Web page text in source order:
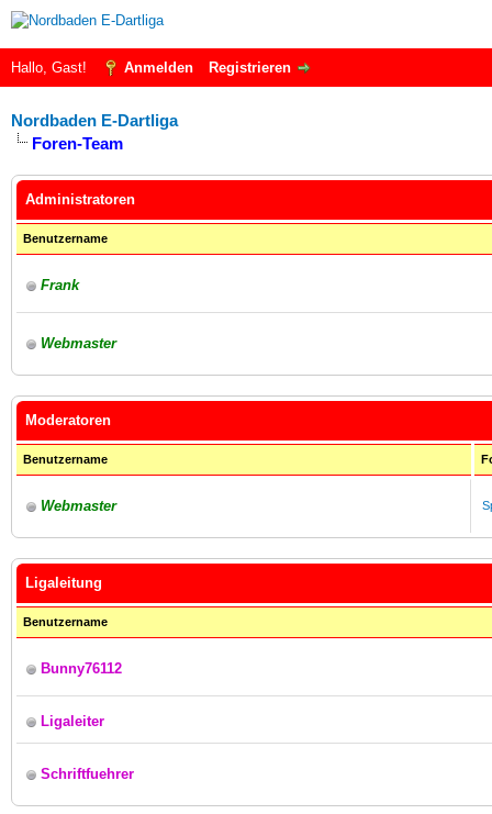
Hallo, Gast! Anmelden Registrieren
Nordbaden E-Dartliga
Foren-Team
Administratoren
Benutzername
Frank
Webmaster
Moderatoren
Benutzername
Webmaster
Ligaleitung
Benutzername
Bunny76112
Ligaleiter
Schriftfuehrer